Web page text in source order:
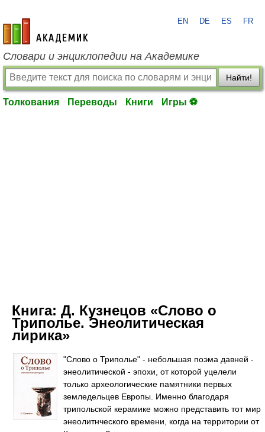
academic.ru
EN DE ES FR
Словари и энциклопедии на Академике
Найти!
Толкования Переводы Книги Игры ⚽
Книга: Д. Кузнецов «Слово о
Триполье. Энеолитическая
лирика»
"Слово о Триполье" - небольшая поэма давней -
энеолитической - эпохи, от которой уцелели
только археологические памятники первых
земледельцев Европы. Именно благодаря
трипольской керамике можно представить тот мир
энеолитнческого времени, когда на территории от